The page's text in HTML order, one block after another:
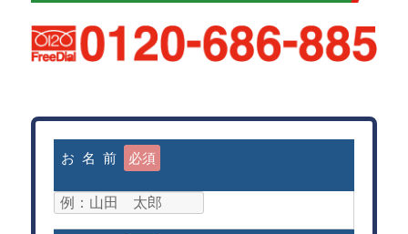
お 名 前 必須